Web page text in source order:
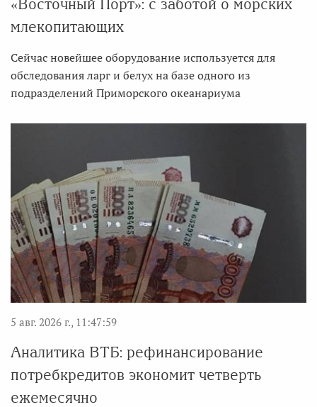
«Восточный Порт»: с заботой о морских
млекопитающих
Сейчас новейшее оборудование используется для
обследования ларг и белух на базе одного из
подразделений Приморского океанариума
5 авг. 2026 г., 11:47:59
Аналитика ВТБ: рефинансирование
потребкредитов экономит четверть
ежемесячно